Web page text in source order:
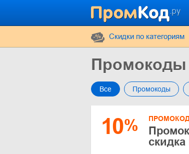
Cкидки по категориям
Промокоды
Все Промокоды
10%